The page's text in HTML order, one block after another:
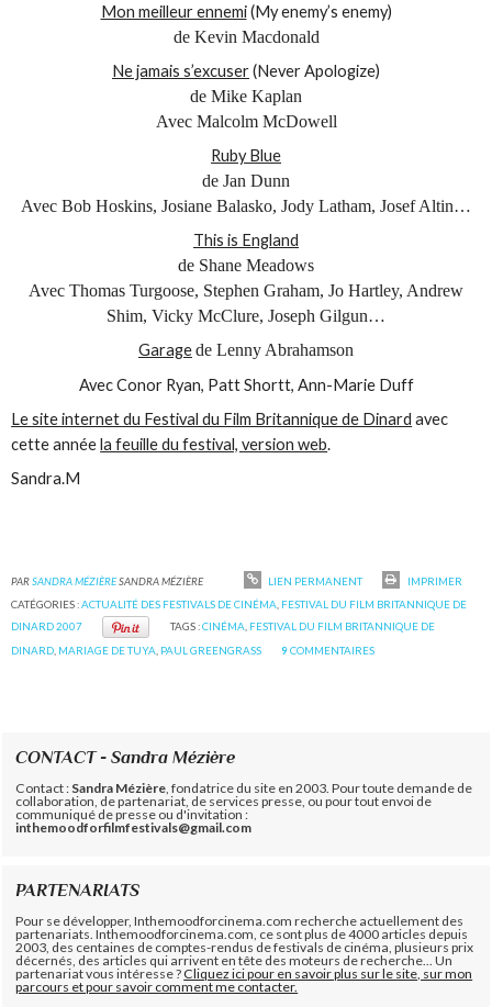
Mon meilleur ennemi (My enemy’s enemy)
de Kevin Macdonald
Ne jamais s’excuser(Never Apologize)
de Mike Kaplan
Avec Malcolm McDowell
Ruby Blue
de Jan Dunn
Avec Bob Hoskins, Josiane Balasko, Jody Latham, Josef Altin…
This is England
de Shane Meadows
Avec Thomas Turgoose, Stephen Graham, Jo Hartley, Andrew
Shim, Vicky McClure, Joseph Gilgun…
Garagede Lenny Abrahamson
Avec Conor Ryan, Patt Shortt, Ann-Marie Duff
Le site internet du Festival du Film Britannique de Dinard avec
cette annéela feuille du festival, version web.
Sandra.M
PARSANDRA MÉZIÈRESANDRA MÉZIÈRE LIEN PERMANENT
IMPRIMER
CATÉGORIES :ACTUALITÉ DES FESTIVALS DE CINÉMA FESTIVAL DU FILM BRITANNIQUE DE
DINARD 2007
TAGS :CINÉMA FESTIVAL DU FILM BRITANNIQUE DE
DINARD MARIAGE DE TUYA PAUL GREENGRASS 9COMMENTAIRES
CONTACT - Sandra Mézière
Contact : Sandra Mézière , fondatrice du site en 2003. Pour toute demande de
collaboration, de partenariat, de services presse, ou pour tout envoi de
communiqué de presse ou d'invitation :
inthemoodforfilmfestivals@gmail.com
PARTENARIATS
Pour se développer, Inthemoodforcinema.com recherche actuellement des
partenariats. Inthemoodforcinema.com, ce sont plus de 4000 articles depuis
2003, des centaines de comptes-rendus de festivals de cinéma, plusieurs prix
décernés, des articles qui arrivent en tête des moteurs de recherche... Un
partenariat vous intéresse ?Cliquez ici pour en savoir plus sur le site, sur mon
parcours et pour savoir comment me contacter.